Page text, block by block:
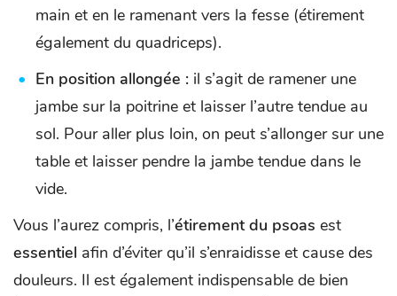
main et en le ramenant vers la fesse (étirement
également du quadriceps).
En position allongée : il s’agit de ramener une
jambe sur la poitrine et laisser l’autre tendue au
sol. Pour aller plus loin, on peut s’allonger sur une
table et laisser pendre la jambe tendue dans le
vide.
Vous l’aurez compris, l’étirement du psoas est
essentiel afin d’éviter qu’il s’enraidisse et cause des
douleurs. Il est également indispensable de bien